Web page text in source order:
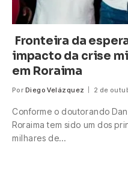
Fronteira da
impacto da crise
em Roraima
Por Diego Velázquez 2 de
Conforme o doutorando
Roraima tem sido um dos
milhares de…